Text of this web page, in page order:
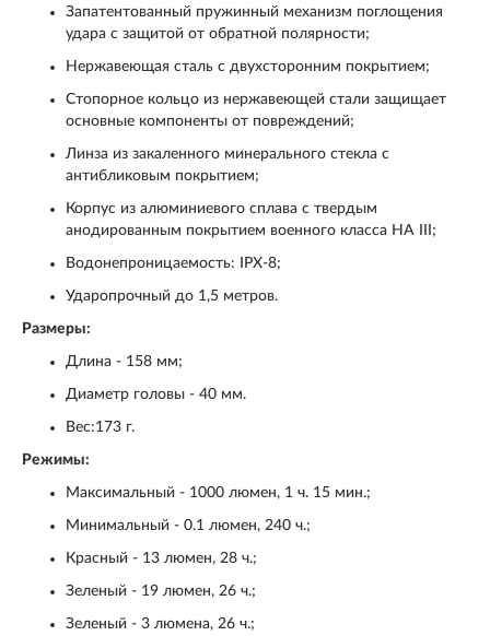
Запатентованный пружинный механизм поглощения
удара с защитой от обратной полярности;
Нержавеющая сталь с двухсторонним покрытием;
Стопорное кольцо из нержавеющей стали защищает
основные компоненты от повреждений;
Линза из закаленного минерального стекла с
антибликовым покрытием;
Корпус из алюминиевого сплава с твердым
анодированным покрытием военного класса HA III;
Водонепроницаемость: IPX-8;
Ударопрочный до 1,5 метров.
Размеры:
Длина - 158 мм;
Диаметр головы - 40 мм.
Вес:173 г.
Режимы:
Максимальный - 1000 люмен, 1 ч. 15 мин.;
Минимальный - 0.1 люмен, 240 ч.;
Красный - 13 люмен, 28 ч.;
Зеленый - 19 люмен, 26 ч.;
Зеленый - 3 люмена, 26 ч.;